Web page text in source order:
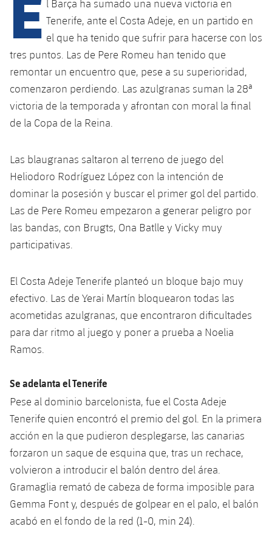
plusicon
más
Instalaciones
Spotify Camp Nou
Estadi Johan Cruyff
Barça Cafe
Ciutat Esportiva
plusicon
más
Servicios
Servicios Médicos
Accesibilidad
plusicon
más
Acreditaciones
Instalaciones
SUB13
SUB12
SUB11 A
SUB10 B
SUB9 A
SUB9 B
SUB8 B
SUB13 B
SUB12 C
SUB11 C
Entradas
Gameday Shows
Resultados
Clasificación
Fotos
Historia
Palmarés
Base
Barça Atlètic
Cadete A
Cadete B
Infantil A
Infantil B
Mini
Campus Verano
PLUSICON
Primer Equipo
plusicon
más
Actualidad
Calendario
Entradas
Resultados
Clasificaciones
Fotos
Historia
Barça Atlètic
plusicon
más
Calendario
Resultados
Clasificaciones
Fotos
Actualidad
Juvenil
Cadete A
Infantil A
Infantil B
PLUSICON
MÁS
Primer equipo
plusicon
más
Actualidad
Entradas
Resultados
Jugadors
Fotos
Palmarés
plusicon
más
Calendario
Resultados
Clasificaciones
plusicon
más
Actualidad
Juvenil
Infantil
Alevín
Campus Verano
PLUSICON
MÁS
Actualidad
Calendario
Entradas
Resultados
Clasificaciones
Barça Atlètic
plusicon
más
Actualidad
Calendario
Resultados
Jugadores
Base
plusicon
más
Actualidad
Barça C
Junior
Campus Verano
PLUSICON
MÁS
l Barça ha sumado una nueva victoria en
Tenerife, ante el Costa Adeje, en un partido en
el que ha tenido que sufrir para hacerse con los
tres puntos. Las de Pere Romeu han tenido que
remontar un encuentro que, pese a su superioridad,
comenzaron perdiendo. Las azulgranas suman la 28ª
victoria de la temporada y afrontan con moral la final
de la Copa de la Reina.
Las blaugranas saltaron al terreno de juego del
Heliodoro Rodríguez López con la intención de
dominar la posesión y buscar el primer gol del partido.
Las de Pere Romeu empezaron a generar peligro por
las bandas, con Brugts, Ona Batlle y Vicky muy
participativas.
El Costa Adeje Tenerife planteó un bloque bajo muy
efectivo. Las de Yerai Martín bloquearon todas las
acometidas azulgranas, que encontraron dificultades
para dar ritmo al juego y poner a prueba a Noelia
Ramos.
Se adelanta el Tenerife
Pese al dominio barcelonista, fue el Costa Adeje
Tenerife quien encontró el premio del gol. En la primera
acción en la que pudieron desplegarse, las canarias
forzaron un saque de esquina que, tras un rechace,
volvieron a introducir el balón dentro del área.
Gramaglia remató de cabeza de forma imposible para
Gemma Font y, después de golpear en el palo, el balón
acabó en el fondo de la red (1-0, min 24).